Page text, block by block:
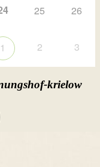
25 26
1 2 3
krielow